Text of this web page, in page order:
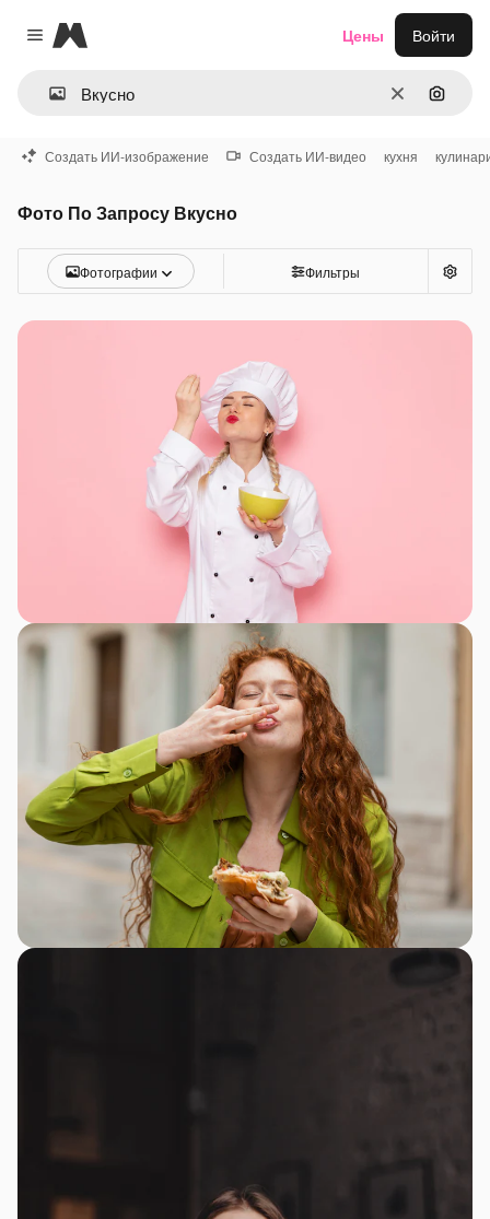
Close menu
Magnific
ОчиститьПоиск
Цены Войти
Создать ИИ-изображение Создать ИИ-видео кухня
Фото По Запросу Вкусно
Фотографии Фильтры